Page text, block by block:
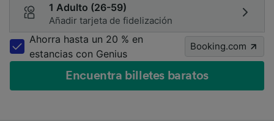
1 Adulto (26-59)
Añadir tarjeta de fidelización
Ahorra hasta un 20 % en
estancias con Genius
Booking.com
Encuentra billetes baratos